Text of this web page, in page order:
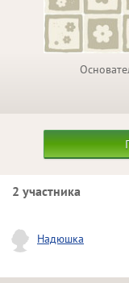
2 участника
Надюшка